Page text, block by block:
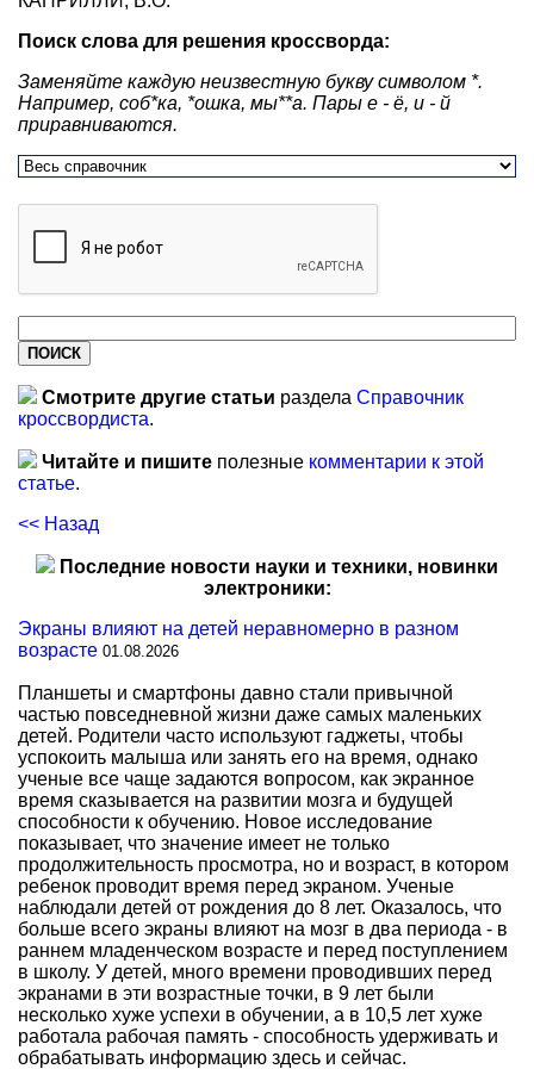
Поиск слова для решения кроссворда:
Заменяйте каждую неизвестную букву символом *.
Например, соб*ка, *ошка, мы**а. Пары е - ё, и - й
приравниваются.
Смотрите другие статьи раздела Справочник
кроссвордиста.
Читайте и пишите полезные комментарии к этой
статье.
<< Назад
Последние новости науки и техники, новинки
электроники:
Экраны влияют на детей неравномерно в разном
возрасте 01.08.2026
Планшеты и смартфоны давно стали привычной
частью повседневной жизни даже самых маленьких
детей. Родители часто используют гаджеты, чтобы
успокоить малыша или занять его на время, однако
ученые все чаще задаются вопросом, как экранное
время сказывается на развитии мозга и будущей
способности к обучению. Новое исследование
показывает, что значение имеет не только
продолжительность просмотра, но и возраст, в котором
ребенок проводит время перед экраном. Ученые
наблюдали детей от рождения до 8 лет. Оказалось, что
больше всего экраны влияют на мозг в два периода - в
раннем младенческом возрасте и перед поступлением
в школу. У детей, много времени проводивших перед
экранами в эти возрастные точки, в 9 лет были
несколько хуже успехи в обучении, а в 10,5 лет хуже
работала рабочая память - способность удерживать и
обрабатывать информацию здесь и сейчас.